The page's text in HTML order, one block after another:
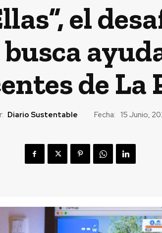
el
de La
Diario Sustentable Fecha: 15 Junio,